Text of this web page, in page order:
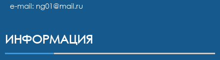
e-mail: ng01@mail.ru
ИНФОРМАЦИЯ